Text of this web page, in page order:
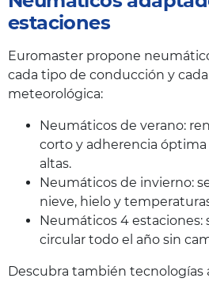
estaciones
Euromaster propone
cada tipo de conducción y
meteorológica:
Neumáticos de verano:
corto y adherencia
altas.
Neumáticos de invierno:
nieve, hielo y
Neumáticos 4 estaciones:
circular todo el año sin
Descubra también tecnologías